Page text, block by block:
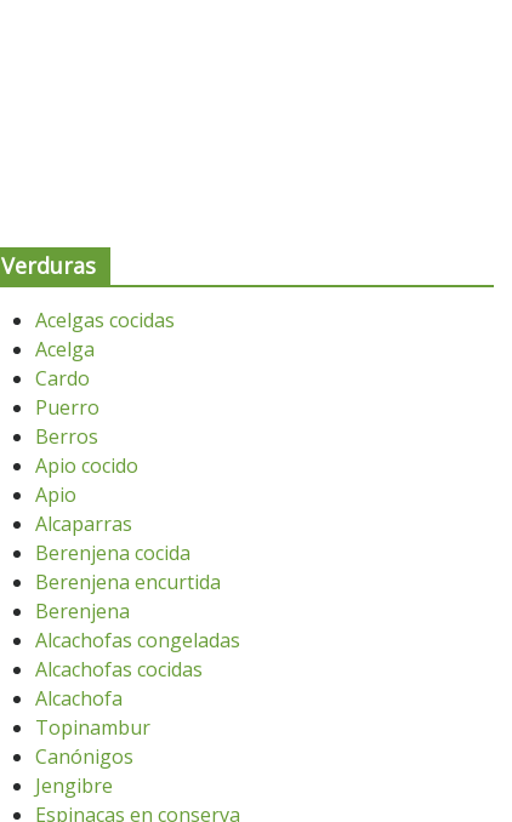
Verduras
Acelgas cocidas
Acelga
Cardo
Puerro
Berros
Apio cocido
Apio
Alcaparras
Berenjena cocida
Berenjena encurtida
Berenjena
Alcachofas congeladas
Alcachofas cocidas
Alcachofa
Topinambur
Canónigos
Jengibre
Espinacas en conserva